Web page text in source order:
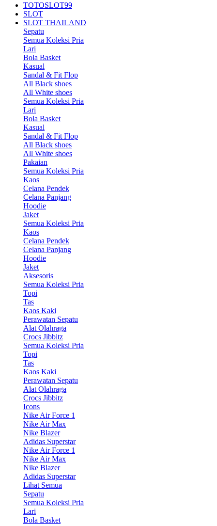
TOTOSLOT99
SLOT
SLOT THAILAND
Sepatu
Semua Koleksi Pria
Lari
Bola Basket
Kasual
Sandal & Fit Flop
All Black shoes
All White shoes
Semua Koleksi Pria
Lari
Bola Basket
Kasual
Sandal & Fit Flop
All Black shoes
All White shoes
Pakaian
Semua Koleksi Pria
Kaos
Celana Pendek
Celana Panjang
Hoodie
Jaket
Semua Koleksi Pria
Kaos
Celana Pendek
Celana Panjang
Hoodie
Jaket
Aksesoris
Semua Koleksi Pria
Topi
Tas
Kaos Kaki
Perawatan Sepatu
Alat Olahraga
Crocs Jibbitz
Semua Koleksi Pria
Topi
Tas
Kaos Kaki
Perawatan Sepatu
Alat Olahraga
Crocs Jibbitz
Icons
Nike Air Force 1
Nike Air Max
Nike Blazer
Adidas Superstar
Nike Air Force 1
Nike Air Max
Nike Blazer
Adidas Superstar
Lihat Semua
Sepatu
Semua Koleksi Pria
Lari
Bola Basket